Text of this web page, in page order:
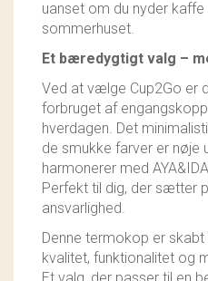
uanset om du nyder
sommerhuset.
Et bæredygtigt valg –
Ved at vælge Cup2Go er
forbruget af
hverdagen. Det
de smukke farver er nøje
harmonerer med
Perfekt til dig, der sætter
ansvarlighed.
Denne termokop er
kvalitet, funktionalitet og